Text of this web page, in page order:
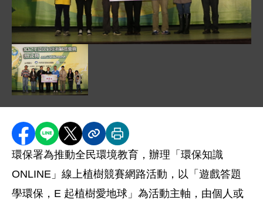
圖片說明：_D3_3922.JPG
分享至 Facebook
分享到 LINE
分享到 X分享內容連結
列印本頁
環保署為推動全民環境教育，辦理「環保知識
ONLINE」線上植樹競賽網路活動，以「遊戲答題
學環保，E 起植樹愛地球」為活動主軸，由個人或